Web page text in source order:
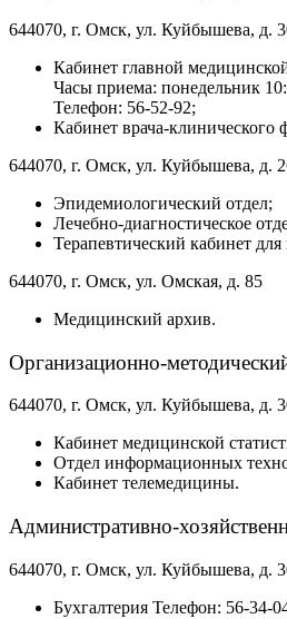
644070, г. Омск, ул. Куйбышева, д.
Кабинет главной
Часы приема: понедельник
Телефон: 56-52-92;
Кабинет врача-клинического
644070, г. Омск, ул. Куйбышева, д.
Эпидемиологический отдел;
Лечебно-диагностическое
Терапевтический кабинет
644070, г. Омск, ул. Омская, д. 85
Медицинский архив.
Организационно-
644070, г. Омск, ул. Куйбышева, д.
Кабинет медицинской
Отдел информационных
Кабинет телемедицины.
Административно-
644070, г. Омск, ул. Куйбышева, д.
Бухгалтерия Телефон: 56-34-